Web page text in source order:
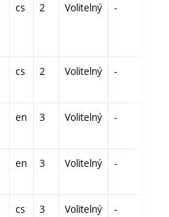
cs 2 Volitelný -
cs 2 Volitelný -
en 3 Volitelný -
en 3 Volitelný -
cs 3 Volitelný -